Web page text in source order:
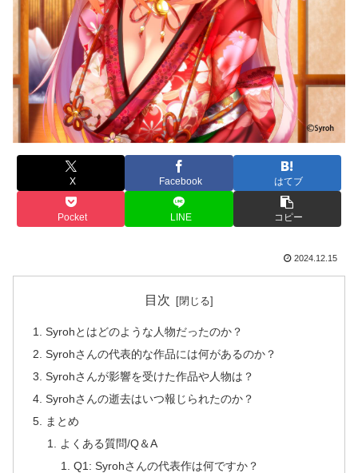
X Facebook はてブ
Pocket LINE コピー
2024.12.15
目次
Syrohとはどのような人物だったのか？
Syrohさんの代表的な作品には何があるのか？
Syrohさんが影響を受けた作品や人物は？
Syrohさんの逝去はいつ報じられたのか？
まとめ
よくある質問/Q＆A
Q1: Syrohさんの代表作は何ですか？